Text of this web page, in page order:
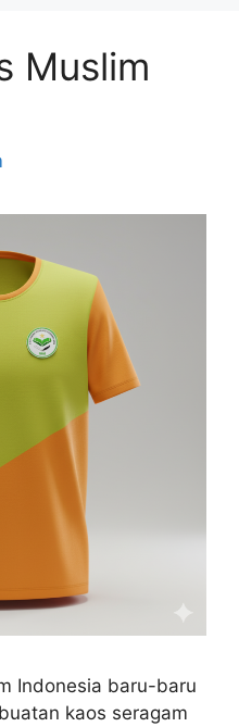
Muslim
Indonesia baru-baru
kaos seragam